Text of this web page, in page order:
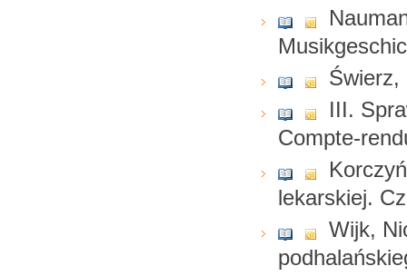
Świerz,
III.
Compte-
lekarskiej.
Wijk,